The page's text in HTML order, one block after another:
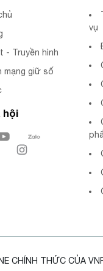
- Truyền hình
mạng giữ số
hội
vụ
CHÍNH THỨC CỦA